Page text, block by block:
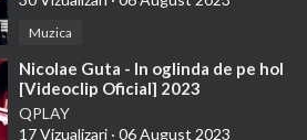
Muzica
⁣Nicolae Guta - In oglinda de pe hol
[Videoclip Oficial] 2023
QPLAY
17 Vizualizari · 06 August 2023